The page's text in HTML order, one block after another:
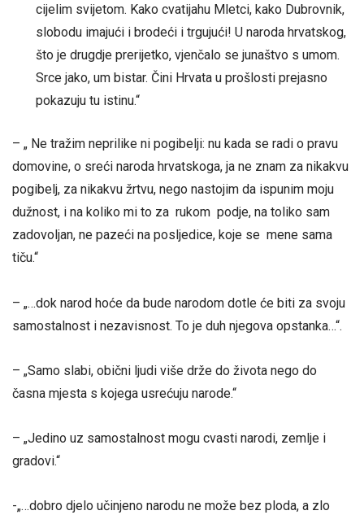
cijelim svijetom. Kako cvatijahu Mletci, kako Dubrovnik,
slobodu imajući i brodeći i trgujući! U naroda hrvatskog,
što je drugdje prerijetko, vjenčalo se junaštvo s umom.
Srce jako, um bistar. Čini Hrvata u prošlosti prejasno
pokazuju tu istinu.“
– „ Ne tražim neprilike ni pogibelji: nu kada se radi o pravu
domovine, o sreći naroda hrvatskoga, ja ne znam za nikakvu
pogibelj, za nikakvu žrtvu, nego nastojim da ispunim moju
dužnost, i na koliko mi to za rukom podje, na toliko sam
zadovoljan, ne pazeći na posljedice, koje se mene sama
tiču.“
– „…dok narod hoće da bude narodom dotle će biti za svoju
samostalnost i nezavisnost. To je duh njegova opstanka…“.
– „Samo slabi, obični ljudi više drže do života nego do
časna mjesta s kojega usrećuju narode.“
– „Jedino uz samostalnost mogu cvasti narodi, zemlje i
gradovi.“
-„…dobro djelo učinjeno narodu ne može bez ploda, a zlo